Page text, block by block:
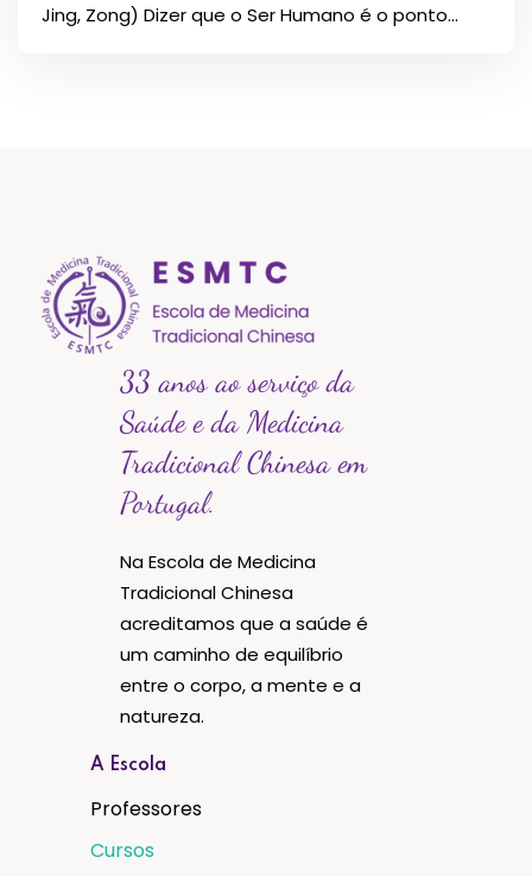
Jing, Zong) Dizer que o Ser Humano é o ponto...
33 anos ao serviço da
Saúde e da Medicina
Tradicional Chinesa em
Portugal.
Na Escola de Medicina
Tradicional Chinesa
acreditamos que a saúde é
um caminho de equilíbrio
entre o corpo, a mente e a
natureza.
A Escola
Professores
Cursos